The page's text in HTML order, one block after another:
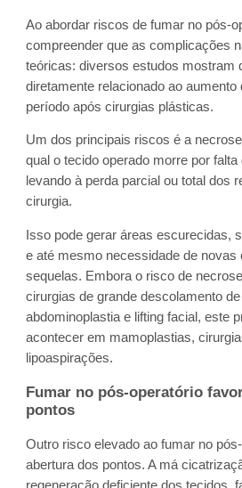
Ao abordar riscos de fumar no pós-
compreender que as complicações
teóricas: diversos estudos mostram
diretamente relacionado ao
período após cirurgias plásticas.
Um dos principais riscos é a
qual o tecido operado morre por
levando à perda parcial ou total dos
cirurgia.
Isso pode gerar áreas escurecidas,
e até mesmo necessidade de novas
sequelas. Embora o risco de
cirurgias de grande descolamento
abdominoplastia e lifting facial, este
acontecer em mamoplastias,
lipoaspirações.
Fumar no pós-operatório
pontos
Outro risco elevado ao fumar no
abertura dos pontos. A má
regeneração deficiente dos tecidos,